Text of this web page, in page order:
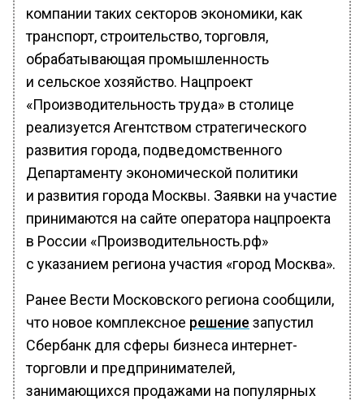
компании таких секторов экономики, как
транспорт, строительство, торговля,
обрабатывающая промышленность
и сельское хозяйство. Нацпроект
«Производительность труда» в столице
реализуется Агентством стратегического
развития города, подведомственного
Департаменту экономической политики
и развития города Москвы. Заявки на участие
принимаются на сайте оператора нацпроекта
в России «Производительность.рф»
с указанием региона участия «город Москва».
Ранее Вести Московского региона сообщили,
что новое комплексное решение запустил
Сбербанк для сферы бизнеса интернет-
торговли и предпринимателей,
занимающихся продажами на популярных